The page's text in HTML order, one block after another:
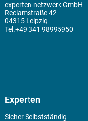
experten-netzwerk GmbH
Reclamstraße 42
04315 Leipzig
+49 341 98995950
Experten
Sicher Selbstständig